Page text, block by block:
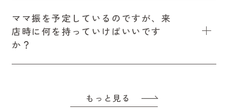
ママ振を予定しているのですが、来
店時に何を持っていけばいいです
か？
もっと見る